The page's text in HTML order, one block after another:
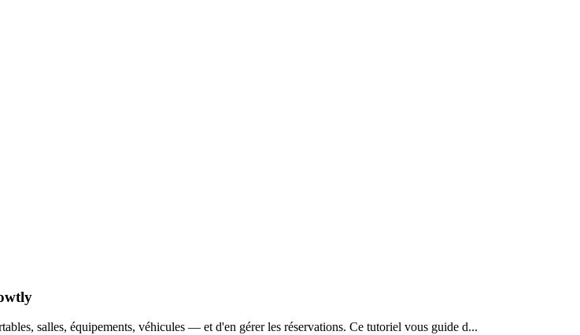
salles, équipements, véhicules — et d'en gérer les réservations. Ce tutoriel vous guide d...